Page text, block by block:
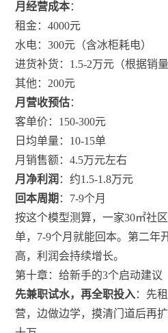
月经营成本：
租金：4000元
水电：300元（含冰柜耗电）
进货补货：1.5-2万元（根据销量
其他：200元
月营收预估：
客单价：150-300元
日均单量：10-15单
月销售额：4.5万元左右
月净利润 ：约1.5-1.8万元
回本周期 ：7-9个月
按这个模型测算，一家30㎡社
单，7-9个月就能回本。第二年
高，利润会持续增长。
第十章：给新手的3个启动建议
先兼职试水，再全职投入：先
营，边做边学，摸清门道后再